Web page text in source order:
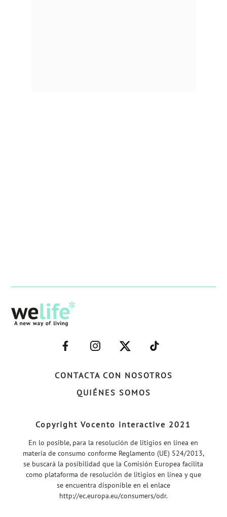
CONTACTA CON NOSOTROS
QUIÉNES SOMOS
–
FACEBOOK–
–
INSTAGRAM–
–
TWITTER–
–
WELIFE–
Copyright Vocento interactive 2021
En lo posible, para la resolución de litigios en línea en
materia de consumo conforme Reglamento (UE) 524/2013,
se buscará la posibilidad que la Comisión Europea facilita
como plataforma de resolución de litigios en línea y que
se encuentra disponible en el enlace
http://ec.europa.eu/consumers/odr.